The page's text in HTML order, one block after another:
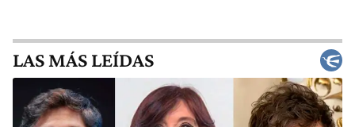
LAS MÁS LEÍDAS